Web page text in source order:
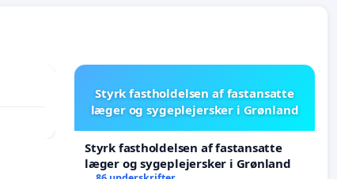
Styrk fastholdelsen af fastansatte
læger og sygeplejersker i Grønland
Styrk fastholdelsen af fastansatte
læger og sygeplejersker i Grønland